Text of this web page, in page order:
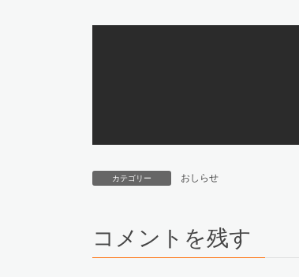
カテゴリー おしらせ
コメントを残す